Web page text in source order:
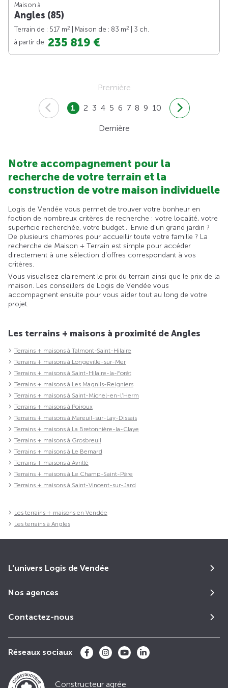
Maison à
Angles (85)
Terrain de : 517 m2 | Maison de : 83 m2
| 3 ch.
à partir de 235 819 €
Première
1 2 3 4 5 6 7 8 9 10
Dernière
Notre accompagnement pour la
recherche de votre terrain et la
construction de votre maison individuelle
Logis de Vendée vous permet de trouver votre bonheur en
foction de nombreux critères de recherche : votre localité, votre
superficie recherchée, votre budget... Envie d'un grand jardin ?
De plusieurs chambres pour accueillir toute votre famille ? La
recherche de Maison + Terrain est simple pour accéder
directement à une sélection d'offres correspondant à vos
critères.
Vous visualisez clairement le prix du terrain ainsi que le prix de la
maison. Les conseillers de Logis de Vendée vous
accompagnent ensuite pour vous aider tout au long de votre
projet.
Les terrains + maisons à proximité de Angles
Terrains + maisons à Talmont-Saint-Hilaire
Terrains + maisons à Longeville-sur-Mer
Terrains + maisons à Saint-Hilaire-la-Forêt
Terrains + maisons à Les Magnils-Reigniers
Terrains + maisons à Saint-Michel-en-l'Herm
Terrains + maisons à Poiroux
Terrains + maisons à Mareuil-sur-Lay-Dissais
Terrains + maisons à La Bretonnière-la-Claye
Terrains + maisons à Grosbreuil
Terrains + maisons à Le Bernard
Terrains + maisons à Avrillé
Terrains + maisons à Le Champ-Saint-Père
Terrains + maisons à Saint-Vincent-sur-Jard
Les terrains + maisons en Vendée
Les terrains à Angles
L'univers Logis de Vendée
Nos agences
Contactez-nous
Réseaux sociaux
Constructeur agrée